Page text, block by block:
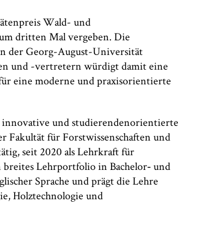
Wald- und
dritten Mal vergeben. Die
der Georg-August-Universität
und -vertretern würdigt damit eine
eine moderne und praxisorientierte
innovative und studierendenorientierte
Fakultät für Forstwissenschaften und
seit 2020 als Lehrkraft für
Lehrportfolio in Bachelor‑ und
Sprache und prägt die Lehre
Holztechnologie und